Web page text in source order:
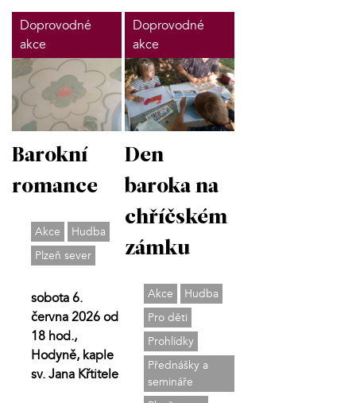
Doprovodné
akce
Barokní
romance
Akce
Hudba
Plzeň sever
sobota 6.
června 2026 od
18 hod.,
Hodyně, kaple
sv. Jana Křtitele
Doprovodné
akce
Den
baroka na
chříčském
zámku
Akce
Hudba
Pro děti
Prohlídky
Přednášky a
semináře